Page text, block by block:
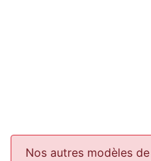
Nos autres modèles de